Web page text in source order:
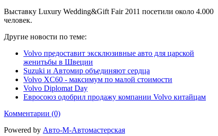
Выставку Luxury Wedding&Gift Fair 2011 посетили около 4.000
человек.
Другие новости по теме:
Volvo предоставит эксклюзивные авто для царской
женитьбы в Швеции
Suzuki и Автомир объединяют сердца
Volvo XC60 - максимум по малой стоимости
Volvo Diplomat Day
Евросоюз одобрил продажу компании Volvo китайцам
Комментарии (0)
Powered by Авто-М-Автомастерская